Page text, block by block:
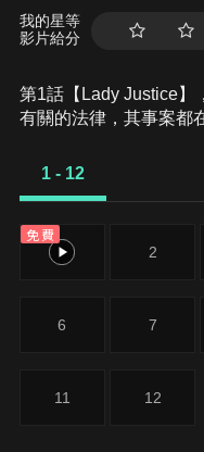
我的星等
影片給分
第1話【Lady Justice】
有關的法律，其事案都
是警察，但替魔術使被
1 - 12
免費
1 2
6 7
11 12